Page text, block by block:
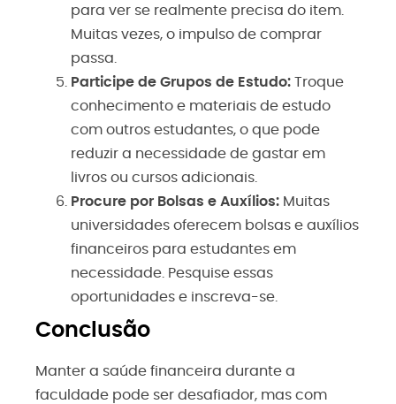
para ver se realmente precisa do item.
Muitas vezes, o impulso de comprar
passa.
Participe de Grupos de Estudo: Troque
conhecimento e materiais de estudo
com outros estudantes, o que pode
reduzir a necessidade de gastar em
livros ou cursos adicionais.
Procure por Bolsas e Auxílios: Muitas
universidades oferecem bolsas e auxílios
financeiros para estudantes em
necessidade. Pesquise essas
oportunidades e inscreva-se.
Conclusão
Manter a saúde financeira durante a
faculdade pode ser desafiador, mas com